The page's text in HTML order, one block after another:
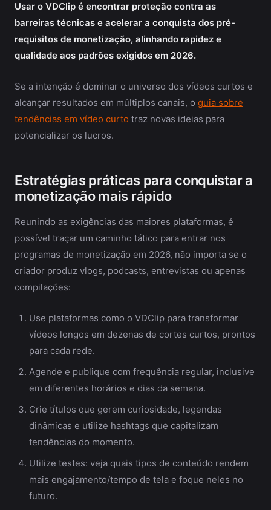
Usar o VDClip é encontrar proteção contra as
barreiras técnicas e acelerar a conquista dos pré-
requisitos de monetização, alinhando rapidez e
qualidade aos padrões exigidos em 2026.
Se a intenção é dominar o universo dos vídeos curtos e
alcançar resultados em múltiplos canais, o guia sobre
tendências em vídeo curto traz novas ideias para
potencializar os lucros.
Estratégias práticas para conquistar a
monetização mais rápido
Reunindo as exigências das maiores plataformas, é
possível traçar um caminho tático para entrar nos
programas de monetização em 2026, não importa se o
criador produz vlogs, podcasts, entrevistas ou apenas
compilações:
Use plataformas como o VDClip para transformar
vídeos longos em dezenas de cortes curtos, prontos
para cada rede.
Agende e publique com frequência regular, inclusive
em diferentes horários e dias da semana.
Crie títulos que gerem curiosidade, legendas
dinâmicas e utilize hashtags que capitalizam
tendências do momento.
Utilize testes: veja quais tipos de conteúdo rendem
mais engajamento/tempo de tela e foque neles no
futuro.